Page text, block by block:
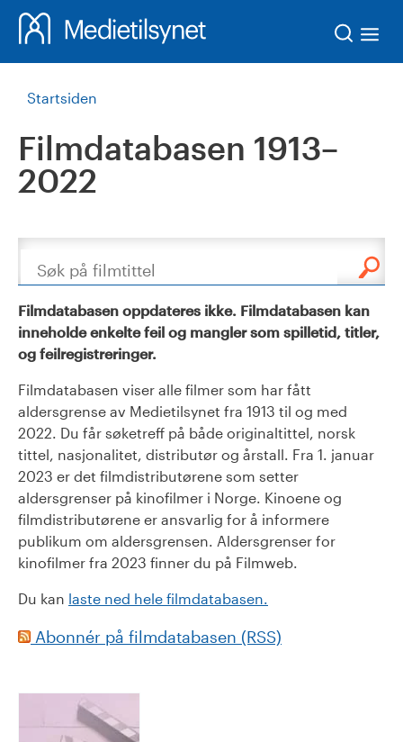
Startsiden
Filmdatabasen 1913–
2022
Søk
Filmdatabasen oppdateres ikke. Filmdatabasen kan
inneholde enkelte feil og mangler som spilletid, titler,
og feilregistreringer.
Filmdatabasen viser alle filmer som har fått
aldersgrense av Medietilsynet fra 1913 til og med
2022. Du får søketreff på både originaltittel, norsk
tittel, nasjonalitet, distributør og årstall. Fra 1. januar
2023 er det filmdistributørene som setter
aldersgrenser på kinofilmer i Norge. Kinoene og
filmdistributørene er ansvarlig for å informere
publikum om aldersgrensen. Aldersgrenser for
kinofilmer fra 2023 finner du på Filmweb.
Du kan laste ned hele filmdatabasen.
Abonnér på filmdatabasen (RSS)